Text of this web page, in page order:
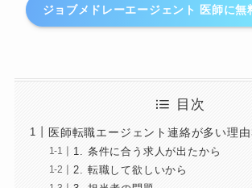
ジョブメドレーエージェント 医師に
目次
医師転職エージェント連絡が多い理
1. 条件に合う求人が出たから
2. 転職して欲しいから